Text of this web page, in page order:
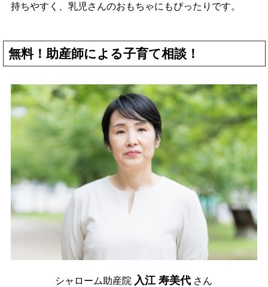
持ちやすく、乳児さんのおもちゃにもぴったりです。
無料！助産師による子育て相談！
シャローム助産院 入江 寿美代 さん